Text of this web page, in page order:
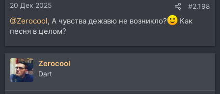
20 Дек 2025 #2.198
@Zerocool, А чувства дежавю не возникло?
Как
песня в целом?
Zerocool
Dart